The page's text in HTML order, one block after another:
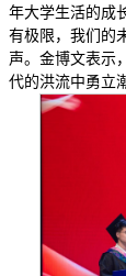
年大学生活的成
有极限，我们的
声。金博文表示
代的洪流中勇立